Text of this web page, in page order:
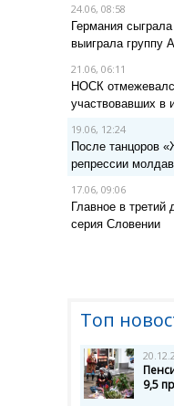
24.06, 08:58
Германия
выиграла группу A
21.06, 06:11
НОСК
участвовавших в
19.06, 12:24
После танцоров
репрессии
17.06, 09:06
Главное в третий
серия Словении
Топ
9,5